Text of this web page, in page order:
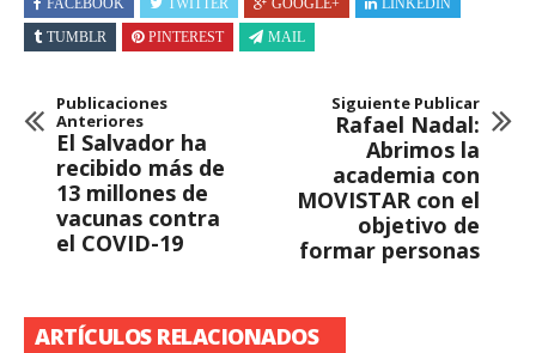
TUMBLR
PINTEREST MAIL
Publicaciones
Anteriores
El Salvador ha
recibido más de
13 millones de
vacunas contra
el COVID-19
Siguiente Publicar
Rafael Nadal:
Abrimos la
academia con
MOVISTAR con el
objetivo de
formar personas
ARTÍCULOS RELACIONADOS